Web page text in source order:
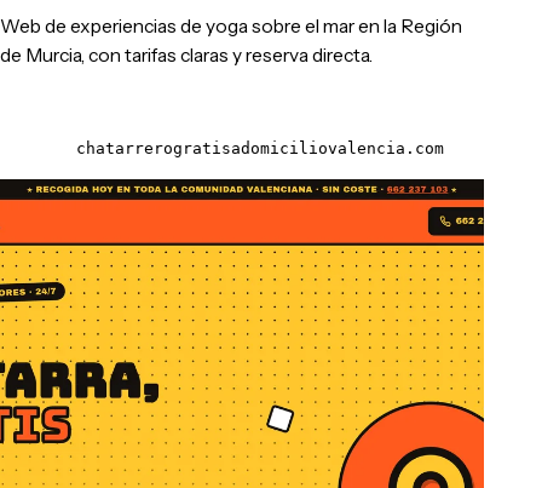
Web de experiencias de yoga sobre el mar en la Región
de Murcia, con tarifas claras y reserva directa.
chatarrerogratisadomiciliovalencia.com